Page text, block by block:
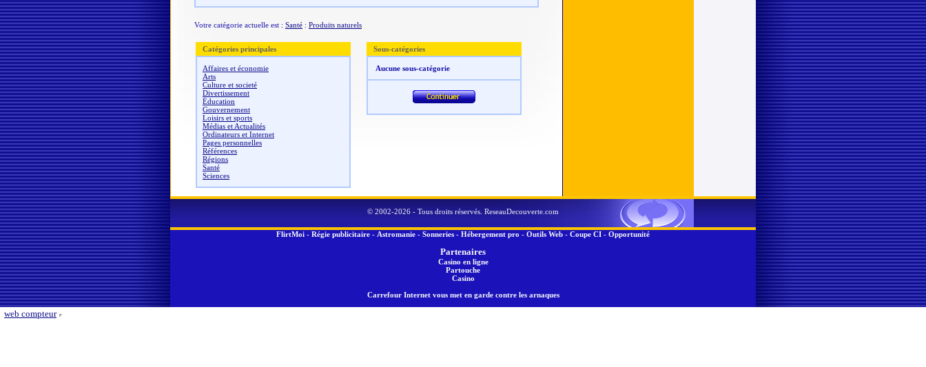
Votre catégorie actuelle est : Santé : Produits naturels
Catégories principales
Affaires et économie
Arts
Culture et societé
Divertissement
Éducation
Gouvernement
Loisirs et sports
Médias et Actualités
Ordinateurs et Internet
Pages personnelles
Références
Régions
Santé
Sciences
Sous-catégories
Aucune sous-catégorie
© 2002-2026 - Tous droits réservés. ReseauDecouverte.com
FlirtMoi - Régie publicitaire - Astromanie - Sonneries - Hébergement pro - Outils Web - Coupe CI - Opportunité
Partenaires
Casino en ligne
Partouche
Casino
Carrefour Internet vous met en garde contre les arnaques
web compteur